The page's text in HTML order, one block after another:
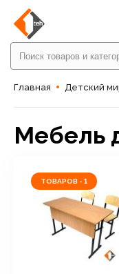
Главная Детский
Мебель
ТОВАРОВ - 1